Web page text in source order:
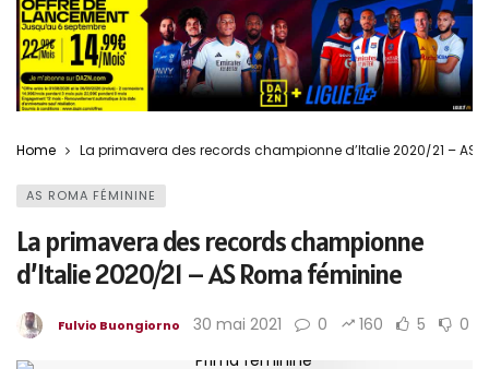
Home La primavera des records championne d’Italie 2020/21 – AS
AS ROMA FÉMININE
La primavera des records championne
d’Italie 2020/21 – AS Roma féminine
Fulvio Buongiorno 30 mai 2021 0 160 5 0